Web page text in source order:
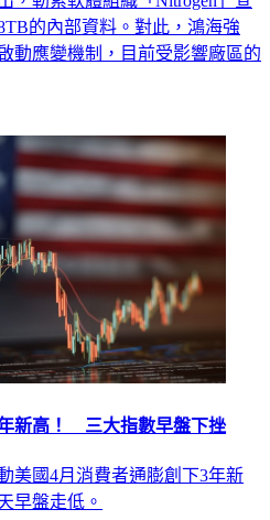
的內部資料。對此，鴻海強
動應變機制，目前受影響廠區的
新高！ 三大指數早盤下挫
美國4月消費者通膨創下3年新
早盤走低。